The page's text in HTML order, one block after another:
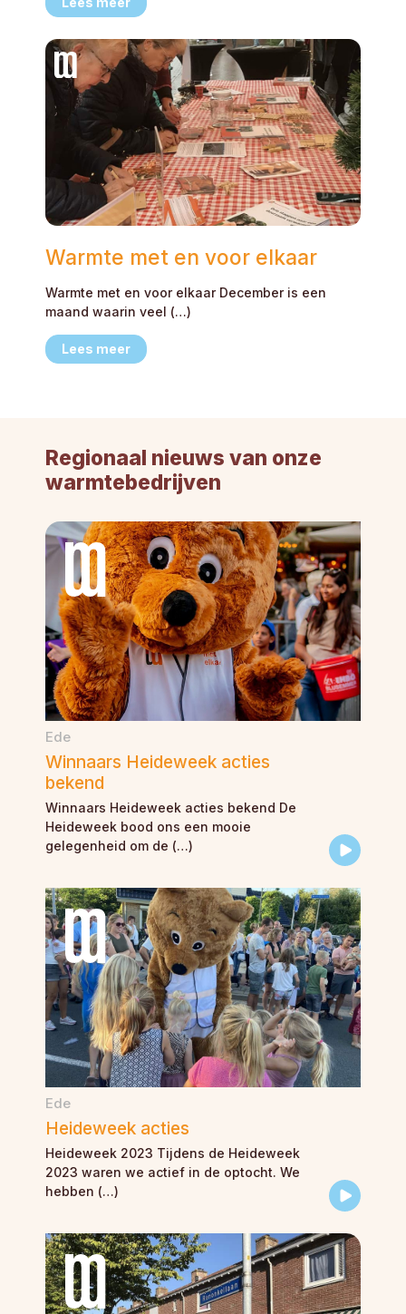
Warmte met en voor elkaar
Warmte met en voor elkaar December is een
maand waarin veel (…)
Lees meer
Regionaal nieuws van onze
warmtebedrijven
Ede
Winnaars Heideweek acties
bekend
Winnaars Heideweek acties bekend De
Heideweek bood ons een mooie
gelegenheid om de (…)
Ede
Heideweek acties
Heideweek 2023 Tijdens de Heideweek
2023 waren we actief in de optocht. We
hebben (…)